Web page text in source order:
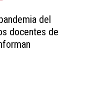
del
docentes de